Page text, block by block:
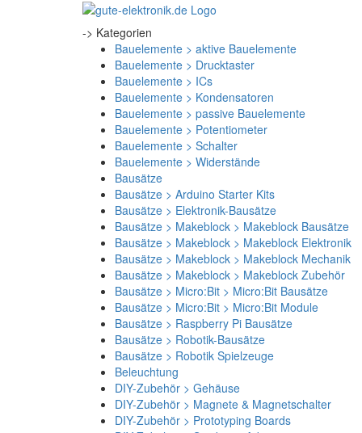
-> Kategorien
Bauelemente > aktive Bauelemente
Bauelemente > Drucktaster
Bauelemente > ICs
Bauelemente > Kondensatoren
Bauelemente > passive Bauelemente
Bauelemente > Potentiometer
Bauelemente > Schalter
Bauelemente > Widerstände
Bausätze
Bausätze > Arduino Starter Kits
Bausätze > Elektronik-Bausätze
Bausätze > Makeblock > Makeblock Bausätze
Bausätze > Makeblock > Makeblock Elektronik
Bausätze > Makeblock > Makeblock Mechanik
Bausätze > Makeblock > Makeblock Zubehör
Bausätze > Micro:Bit > Micro:Bit Bausätze
Bausätze > Micro:Bit > Micro:Bit Module
Bausätze > Raspberry Pi Bausätze
Bausätze > Robotik-Bausätze
Bausätze > Robotik Spielzeuge
Beleuchtung
DIY-Zubehör > Gehäuse
DIY-Zubehör > Magnete & Magnetschalter
DIY-Zubehör > Prototyping Boards